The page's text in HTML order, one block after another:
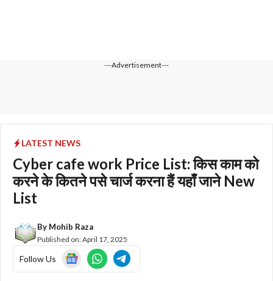
---Advertisement---
LATEST NEWS
Cyber cafe work Price List: किस काम को
करने के कितने पसे चार्ज करना हैं यहाँ जाने New
List
By Mohib Raza
Published on:April 17, 2025
Follow Us